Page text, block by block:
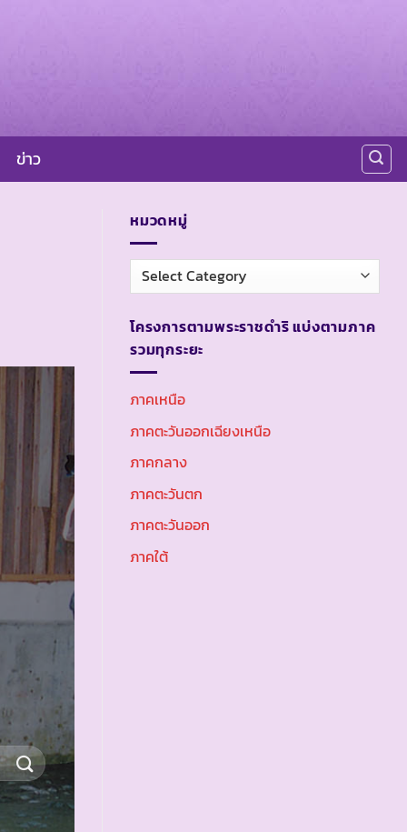
ข่าว
หมวดหมู่
หมวด
หมู่
โครงการตามพระราชดำริ แบ่งตามภาค
รวมทุกระยะ
ภาคเหนือ
ภาคตะวันออกเฉียงเหนือ
ภาคกลาง
ภาคตะวันตก
ภาคตะวันออก
ภาคใต้